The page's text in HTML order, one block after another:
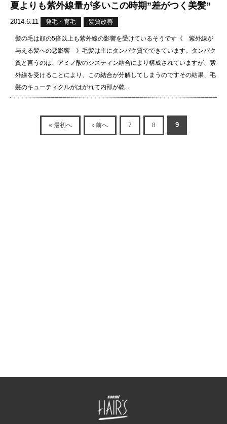
夏よりも紫外線量が多いこの時期”差がつく美髪”
2014.6.11 発毛・育毛 髪質改善
髪の毛は顔の5倍以上も紫外線の影響を受けているそうです《 紫外線が
与える髪への悪影響 》毛髪は主にタンパク質でできています。タンパク
質と言うのは、アミノ酸のシスティン結合により構成されていますが、紫
外線を受けることにより、この結合が分解してしまうのですその結果、毛
髪のキューティクルがはがれて内部が乾...
« 最初へ ‹ 前へ 7 8 9